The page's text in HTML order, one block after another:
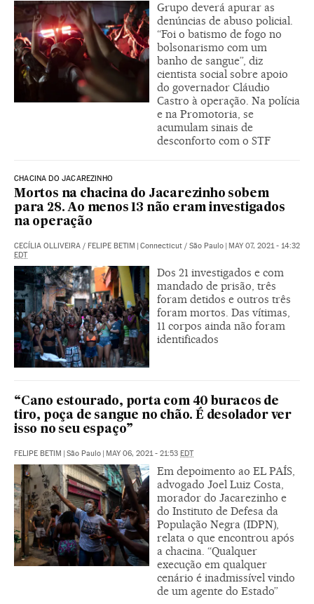
Grupo deverá apurar as
denúncias de abuso policial.
“Foi o batismo de fogo no
bolsonarismo com um
banho de sangue”, diz
cientista social sobre apoio
do governador Cláudio
Castro à operação. Na polícia
e na Promotoria, se
acumulam sinais de
desconforto com o STF
CHACINA DO JACAREZINHO
Mortos na chacina do Jacarezinho sobem
para 28. Ao menos 13 não eram investigados
na operação
CECÍLIA OLLIVEIRA / FELIPE BETIM Connecticut / São Paulo
MAY 07, 2021 - 14:32
EDT
Dos 21 investigados e com
mandado de prisão, três
foram detidos e outros três
foram mortos. Das vítimas,
11 corpos ainda não foram
identificados
“Cano estourado, porta com 40 buracos de
tiro, poça de sangue no chão. É desolador ver
isso no seu espaço”
FELIPE BETIM São Paulo MAY 06, 2021 - 21:53 EDT
Em depoimento ao EL PAÍS,
advogado Joel Luiz Costa,
morador do Jacarezinho e
do Instituto de Defesa da
População Negra (IDPN),
relata o que encontrou após
a chacina. “Qualquer
execução em qualquer
cenário é inadmissível vindo
de um agente do Estado”